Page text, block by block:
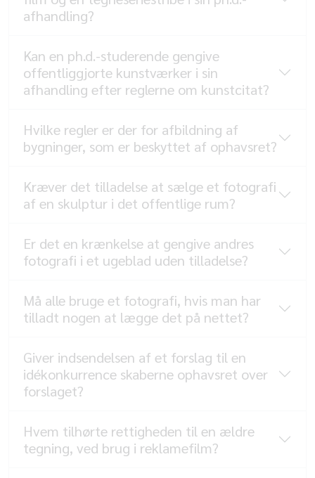
afhandling?
Kan en ph.d.-studerende gengive
offentliggjorte kunstværker i sin
afhandling efter reglerne om kunstcitat?
Hvilke regler er der for afbildning af
bygninger, som er beskyttet af ophavsret?
Kræver det tilladelse at sælge et fotografi
af en skulptur i det offentlige rum?
Er det en krænkelse at gengive andres
fotografi i et ugeblad uden tilladelse?
Må alle bruge et fotografi, hvis man har
tilladt nogen at lægge det på nettet?
Giver indsendelsen af et forslag til en
idékonkurrence skaberne ophavsret over
forslaget?
Hvem tilhørte rettigheden til en ældre
tegning, ved brug i reklamefilm?